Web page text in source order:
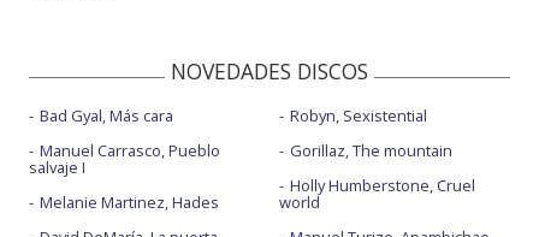
NOVEDADES DISCOS
Bad Gyal, Más cara
Manuel Carrasco, Pueblo
salvaje I
Melanie Martinez, Hades
Robyn, Sexistential
Gorillaz, The mountain
Holly Humberstone, Cruel
world